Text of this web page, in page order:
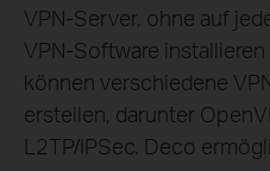
VPN‑Server, ohne auf
VPN‑Software
können verschiedene
erstellen, darunter
L2TP/IPSec. Deco